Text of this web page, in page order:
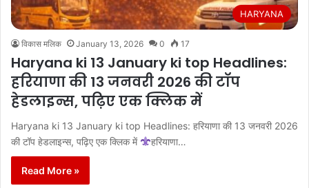
HARYANA
विकास मलिक January 13, 2026 0 17
Haryana ki 13 January ki top Headlines:
हरियाणा की 13 जनवरी 2026 की टॉप
हेडलाइन्स, पढ़िए एक क्लिक में
Haryana ki 13 January ki top Headlines: हरियाणा की 13 जनवरी 2026
की टॉप हेडलाइन्स, पढ़िए एक क्लिक में
हरियाणा…
Read More »